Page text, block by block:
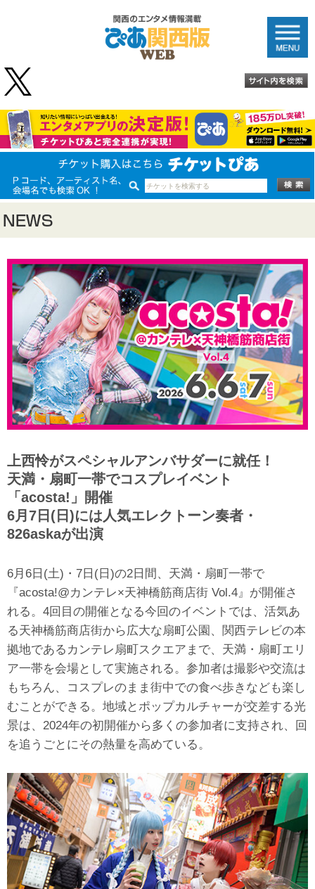
上西怜がスペシャルアンバサダーに就任！
天満・扇町一帯でコスプレイベント
「acosta!」開催
6月7日(日)には人気エレクトーン奏者・
826askaが出演
6月6日(土)・7日(日)の2日間、天満・扇町一帯で
『acosta!@カンテレ×天神橋筋商店街 Vol.4』が開催さ
れる。4回目の開催となる今回のイベントでは、活気あ
る天神橋筋商店街から広大な扇町公園、関西テレビの本
拠地であるカンテレ扇町スクエアまで、天満・扇町エリ
ア一帯を会場として実施される。参加者は撮影や交流は
もちろん、コスプレのまま街中での食べ歩きなども楽し
むことができる。地域とポップカルチャーが交差する光
景は、2024年の初開催から多くの参加者に支持され、回
を追うごとにその熱量を高めている。